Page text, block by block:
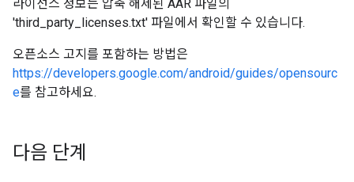
라이선스 정보는 압축 해제된 AAR 파일의
'third_party_licenses.txt' 파일에서 확인할 수 있습니다.
오픈소스 고지를 포함하는 방법은
https://developers.google.com/android/guides/opensourc
e를 참고하세요.
다음 단계